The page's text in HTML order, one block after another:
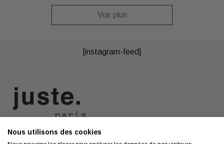
Nous utilisons des cookies
Voir plus
[instagram-feed]